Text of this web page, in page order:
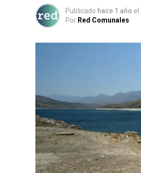
Publicado hace 1 año el
Por Red Comunales